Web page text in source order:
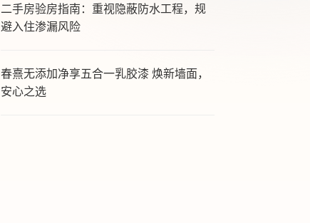
二手房验房指南：重视隐蔽防水工程，规
避入住渗漏风险
春熹无添加净享五合一乳胶漆 焕新墙面，
安心之选